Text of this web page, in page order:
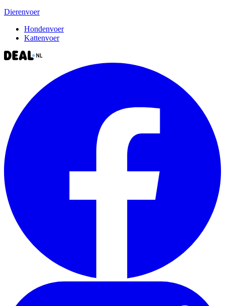
Dierenvoer
Hondenvoer
Kattenvoer